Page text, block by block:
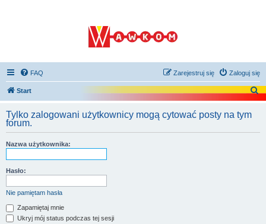
FAQ Zaloguj się
Zarejestruj się
Start
k
Tylko zalogowani użytkownicy mogą cytować posty na tym
forum.
Nazwa użytkownika:
Hasło:
Nie pamiętam hasła
Zapamiętaj mnie
Ukryj mój status podczas tej sesji